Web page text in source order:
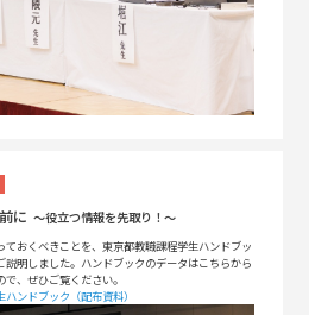
に 〜役立つ情報を先取り！〜
ておくべきことを、東京都教職課程学生ハンドブッ
説明しました。ハンドブックのデータはこちらから
、ぜひご覧ください。
ンドブック（配布資料）